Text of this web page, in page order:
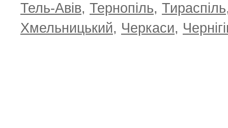
Тель-Авів, Тернопіль, Тираспіль
Хмельницький, Черкаси,